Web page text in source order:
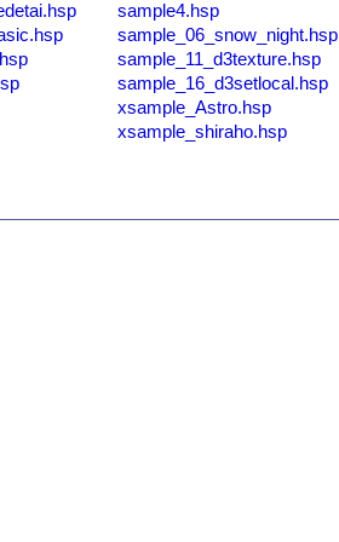
sample4.hsp
sample_06_snow_night.hsp
sample_11_d3texture.hsp
sample_16_d3setlocal.hsp
xsample_Astro.hsp
xsample_shiraho.hsp